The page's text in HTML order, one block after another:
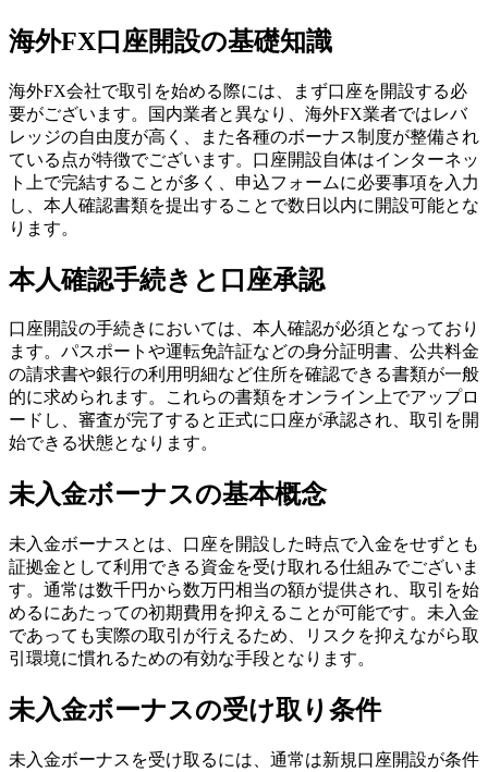
海外FX口座開設の基礎知識
海外FX会社で取引を始める際には、まず口座を開設する必
要がございます。国内業者と異なり、海外FX業者ではレバ
レッジの自由度が高く、また各種のボーナス制度が整備され
ている点が特徴でございます。口座開設自体はインターネッ
ト上で完結することが多く、申込フォームに必要事項を入力
し、本人確認書類を提出することで数日以内に開設可能とな
ります。
本人確認手続きと口座承認
口座開設の手続きにおいては、本人確認が必須となっており
ます。パスポートや運転免許証などの身分証明書、公共料金
の請求書や銀行の利用明細など住所を確認できる書類が一般
的に求められます。これらの書類をオンライン上でアップロ
ードし、審査が完了すると正式に口座が承認され、取引を開
始できる状態となります。
未入金ボーナスの基本概念
未入金ボーナスとは、口座を開設した時点で入金をせずとも
証拠金として利用できる資金を受け取れる仕組みでございま
す。通常は数千円から数万円相当の額が提供され、取引を始
めるにあたっての初期費用を抑えることが可能です。未入金
であっても実際の取引が行えるため、リスクを抑えながら取
引環境に慣れるための有効な手段となります。
未入金ボーナスの受け取り条件
未入金ボーナスを受け取るには、通常は新規口座開設が条件